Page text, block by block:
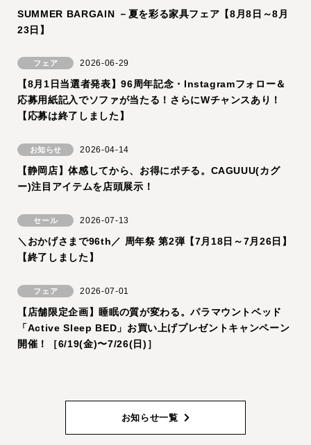
SUMMER BARGAIN －夏を彩る家具フェア【8月8日～8月
23日】
フェア 2026-06-29
【8月1日当選者発表】96周年記念・Instagramフォロー＆
応募用紙記入でソファが当たる！さらにWチャンスあり！
【応募は終了しました】
お知らせ 2026-04-14
【静岡店】体感してから、お得にポチる。CAGUUU(カグ
ー)注目アイテムを店頭展示！
セール 2026-07-13
＼おかげさまで96th／ 周年祭 第2弾【7月18日～7月26日】
【終了しました】
フェア 2026-07-01
【店舗限定企画】睡眠の質が変わる。パラマウントベッド
「Active Sleep BED」お買い上げプレゼントキャンペーン
開催！［6/19(金)〜7/26(日)］
お知らせ一覧